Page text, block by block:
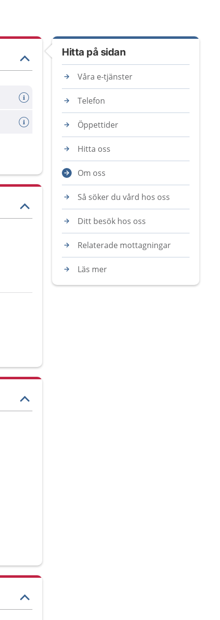
Hitta på sidan
Våra e-tjänster
Telefon
Öppettider
Hitta oss
Om oss
Så söker du vård hos oss
Ditt besök hos oss
Relaterade mottagningar
Läs mer